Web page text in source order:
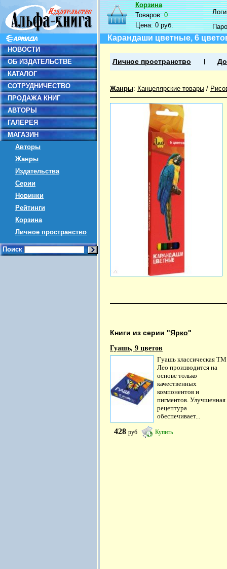
НОВОСТИ
ОБ ИЗДАТЕЛЬСТВЕ
КАТАЛОГ
СОТРУДНИЧЕСТВО
ПРОДАЖА КНИГ
АВТОРЫ
ГАЛЕРЕЯ
МАГАЗИН
Авторы
Жанры
Издательства
Серии
Новинки
Рейтинги
Корзина
Личное пространство
Поиск
Корзина
Товаров:0
Цена:0 руб.
Карандаши цветные, 6
Личное пространство
Жанры: Канцелярские товары /
Книги из серии "Ярко"
Гуашь, 9 цветов
Гуашь классическая ТМ
Лео производится на
основе только
качественных
компонентов и
пигментов. Улучшенная
рецептура
обеспечивает...
428 руб Купить